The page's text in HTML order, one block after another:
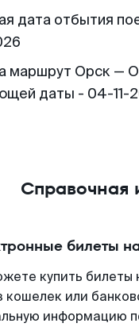
дата отбытия
маршрут Орск —
даты - 04-11-
Справочная
билеты
купить билеты
кошелек или
информацию